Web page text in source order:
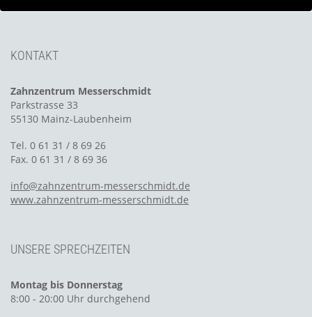
KONTAKT
Zahnzentrum Messerschmidt
Parkstrasse 33
55130 Mainz-Laubenheim
Tel. 0 61 31 / 8 69 26
Fax. 0 61 31 / 8 69 36
info@zahnzentrum-messerschmidt.de
www.zahnzentrum-messerschmidt.de
UNSERE SPRECHZEITEN
Montag bis Donnerstag
8:00 - 20:00 Uhr durchgehend